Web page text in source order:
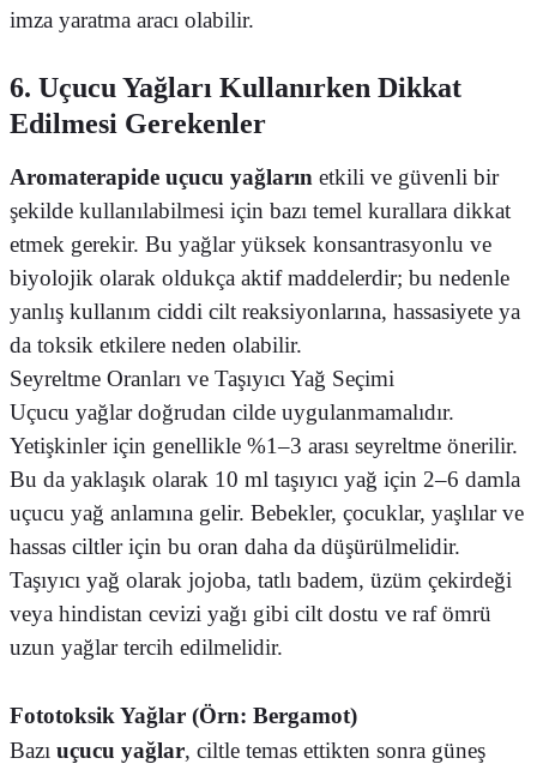
imza yaratma aracı olabilir.
6. Uçucu Yağları Kullanırken Dikkat
Edilmesi Gerekenler
Aromaterapide uçucu yağların etkili ve güvenli bir
şekilde kullanılabilmesi için bazı temel kurallara dikkat
etmek gerekir. Bu yağlar yüksek konsantrasyonlu ve
biyolojik olarak oldukça aktif maddelerdir; bu nedenle
yanlış kullanım ciddi cilt reaksiyonlarına, hassasiyete ya
da toksik etkilere neden olabilir.
Seyreltme Oranları ve Taşıyıcı Yağ Seçimi
Uçucu yağlar doğrudan cilde uygulanmamalıdır.
Yetişkinler için genellikle %1–3 arası seyreltme önerilir.
Bu da yaklaşık olarak 10 ml taşıyıcı yağ için 2–6 damla
uçucu yağ anlamına gelir. Bebekler, çocuklar, yaşlılar ve
hassas ciltler için bu oran daha da düşürülmelidir.
Taşıyıcı yağ olarak jojoba, tatlı badem, üzüm çekirdeği
veya hindistan cevizi yağı gibi cilt dostu ve raf ömrü
uzun yağlar tercih edilmelidir.
Fototoksik Yağlar (Örn: Bergamot)
Bazı uçucu yağlar, ciltle temas ettikten sonra güneş